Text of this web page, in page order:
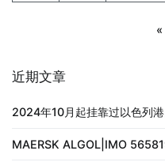
«
近期文章
2024年10月起挂靠过以色列
MAERSK ALGOL|IMO